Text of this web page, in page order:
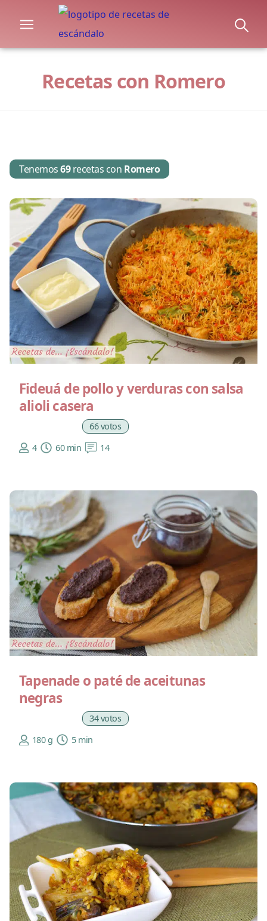
Recetas con Romero
Tenemos69recetas con Romero
Fideuá de pollo y verduras con salsa
alioli casera
66 votos
4
60 min 14
Tapenade o paté de aceitunas
negras
34 votos
180 g
5 min